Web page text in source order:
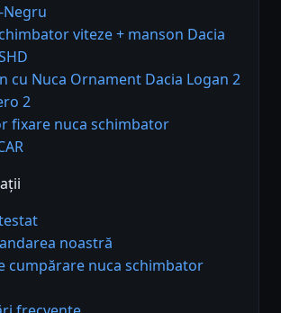
Negru
viteze + manson Dacia
cu Nuca Ornament Dacia Logan 2
2
fixare nuca schimbator
noastră
cumpărare nuca schimbator